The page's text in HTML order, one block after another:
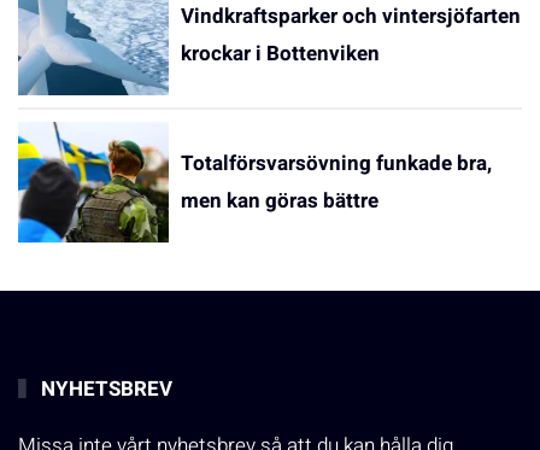
Vindkraftsparker och vintersjöfarten
krockar i Bottenviken
Totalförsvarsövning funkade bra,
men kan göras bättre
NYHETSBREV